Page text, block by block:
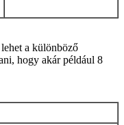
a különböző
hogy akár például 8